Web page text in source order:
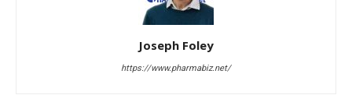
Joseph Foley
https://www.pharmabiz.net/